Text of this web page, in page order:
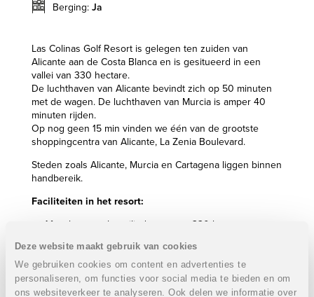
Deze website maakt gebruik van cookies
We gebruiken cookies om content en advertenties te
personaliseren, om functies voor social media te bieden en om
ons websiteverkeer te analyseren. Ook delen we informatie over
Berging: Ja
Las Colinas Golf Resort is gelegen ten zuiden van
Alicante aan de Costa Blanca en is gesitueerd in een
vallei van 330 hectare.
De luchthaven van Alicante bevindt zich op 50 minuten
met de wagen. De luchthaven van Murcia is amper 40
minuten rijden.
Op nog geen 15 min vinden we één van de grootste
shoppingcentra van Alicante, La Zenia Boulevard.
Steden zoals Alicante, Murcia en Cartagena liggen binnen
handbereik.
Faciliteiten in het resort:
Afgesloten en beveiligd resort op 330 hectare
Golf Academy PGA
Driving Range - Putting green
Tennisbanen en paddle tennisbanen
Beachclub met uitzicht over de Middellandse Zee met